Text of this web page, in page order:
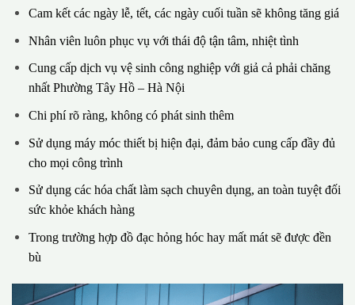
Cam kết các ngày lễ, tết, các ngày cuối tuần sẽ không tăng giá
Nhân viên luôn phục vụ với thái độ tận tâm, nhiệt tình
Cung cấp dịch vụ vệ sinh công nghiệp với giả cả phải chăng
nhất Phường Tây Hồ – Hà Nội
Chi phí rõ ràng, không có phát sinh thêm
Sử dụng máy móc thiết bị hiện đại, đảm bảo cung cấp đầy đủ
cho mọi công trình
Sử dụng các hóa chất làm sạch chuyên dụng, an toàn tuyệt đối
sức khỏe khách hàng
Trong trường hợp đồ đạc hỏng hóc hay mất mát sẽ được đền
bù